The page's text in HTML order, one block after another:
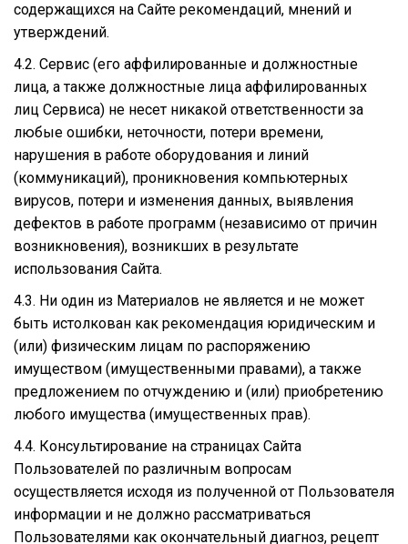
содержащихся на Сайте рекомендаций, мнений и
утверждений.
4.2. Сервис (его аффилированные и должностные
лица, а также должностные лица аффилированных
лиц Сервиса) не несет никакой ответственности за
любые ошибки, неточности, потери времени,
нарушения в работе оборудования и линий
(коммуникаций), проникновения компьютерных
вирусов, потери и изменения данных, выявления
дефектов в работе программ (независимо от причин
возникновения), возникших в результате
использования Сайта.
4.3. Ни один из Материалов не является и не может
быть истолкован как рекомендация юридическим и
(или) физическим лицам по распоряжению
имуществом (имущественными правами), а также
предложением по отчуждению и (или) приобретению
любого имущества (имущественных прав).
4.4. Консультирование на страницах Сайта
Пользователей по различным вопросам
осуществляется исходя из полученной от Пользователя
информации и не должно рассматриваться
Пользователями как окончательный диагноз, рецепт